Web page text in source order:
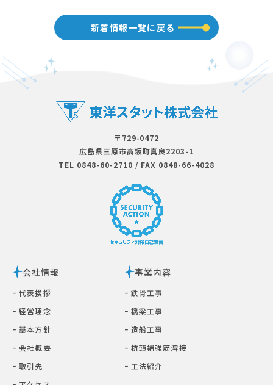
新着情報一覧に戻る
〒729-0472
広島県三原市⾼坂町真良2203-1
TEL 0848-60-2710 / FAX 0848-66-4028
会社情報
ｰ 代表挨拶
ｰ 経営理念
ｰ 基本⽅針
ｰ 会社概要
ｰ 取引先
事業内容
ｰ 鉄⾻⼯事
ｰ 橋梁⼯事
ｰ 造船工事
ｰ 杭頭補強筋溶接
ｰ ⼯法紹介